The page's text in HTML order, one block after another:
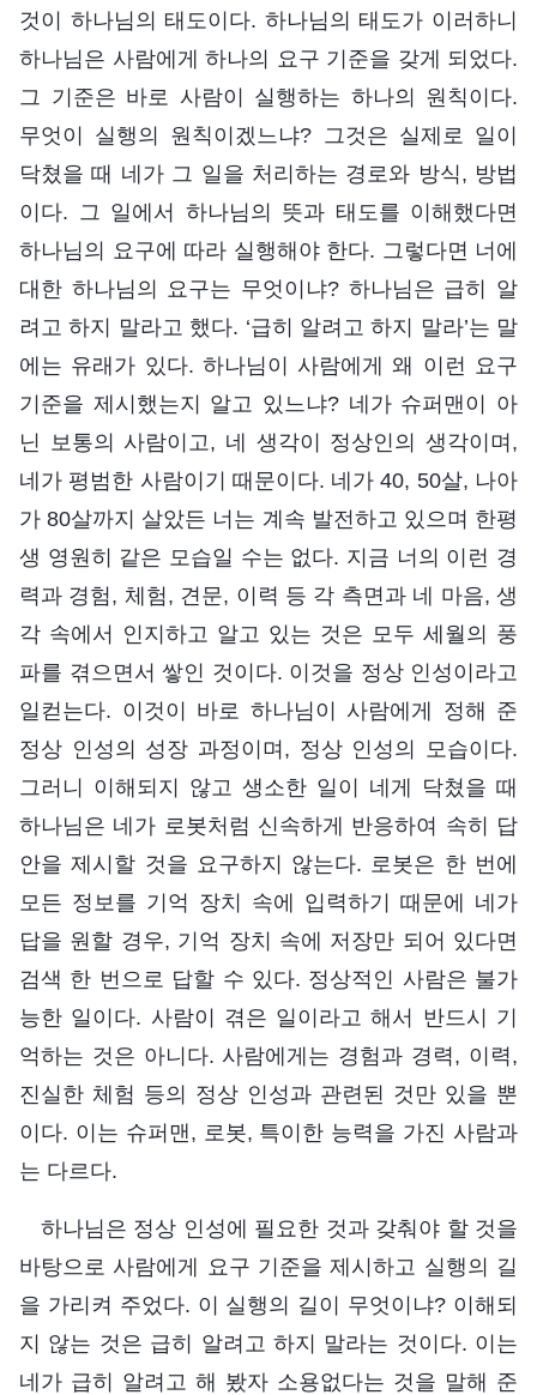
것이 하나님의 태도이다. 하나님의 태도가 이러하니
하나님은 사람에게 하나의 요구 기준을 갖게 되었다.
그 기준은 바로 사람이 실행하는 하나의 원칙이다.
무엇이 실행의 원칙이겠느냐? 그것은 실제로 일이
닥쳤을 때 네가 그 일을 처리하는 경로와 방식, 방법
이다. 그 일에서 하나님의 뜻과 태도를 이해했다면
하나님의 요구에 따라 실행해야 한다. 그렇다면 너에
대한 하나님의 요구는 무엇이냐? 하나님은 급히 알
려고 하지 말라고 했다. ‘급히 알려고 하지 말라’는 말
에는 유래가 있다. 하나님이 사람에게 왜 이런 요구
기준을 제시했는지 알고 있느냐? 네가 슈퍼맨이 아
닌 보통의 사람이고, 네 생각이 정상인의 생각이며,
네가 평범한 사람이기 때문이다. 네가 40, 50살, 나아
가 80살까지 살았든 너는 계속 발전하고 있으며 한평
생 영원히 같은 모습일 수는 없다. 지금 너의 이런 경
력과 경험, 체험, 견문, 이력 등 각 측면과 네 마음, 생
각 속에서 인지하고 알고 있는 것은 모두 세월의 풍
파를 겪으면서 쌓인 것이다. 이것을 정상 인성이라고
일컫는다. 이것이 바로 하나님이 사람에게 정해 준
정상 인성의 성장 과정이며, 정상 인성의 모습이다.
그러니 이해되지 않고 생소한 일이 네게 닥쳤을 때
하나님은 네가 로봇처럼 신속하게 반응하여 속히 답
안을 제시할 것을 요구하지 않는다. 로봇은 한 번에
모든 정보를 기억 장치 속에 입력하기 때문에 네가
답을 원할 경우, 기억 장치 속에 저장만 되어 있다면
검색 한 번으로 답할 수 있다. 정상적인 사람은 불가
능한 일이다. 사람이 겪은 일이라고 해서 반드시 기
억하는 것은 아니다. 사람에게는 경험과 경력, 이력,
진실한 체험 등의 정상 인성과 관련된 것만 있을 뿐
이다. 이는 슈퍼맨, 로봇, 특이한 능력을 가진 사람과
는 다르다.
하나님은 정상 인성에 필요한 것과 갖춰야 할 것을
바탕으로 사람에게 요구 기준을 제시하고 실행의 길
을 가리켜 주었다. 이 실행의 길이 무엇이냐? 이해되
지 않는 것은 급히 알려고 하지 말라는 것이다. 이는
네가 급히 알려고 해 봤자 소용없다는 것을 말해 준